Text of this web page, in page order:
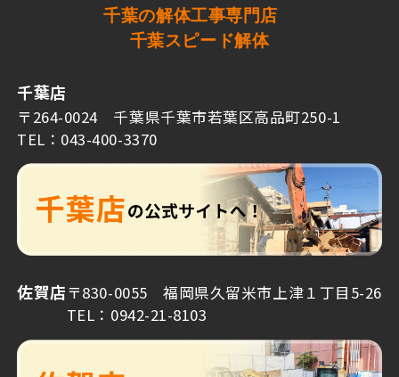
千葉の解体工事専門店
千葉スピード解体
千葉店
〒264-0024 千葉県千葉市若葉区高品町250-1
TEL：043-400-3370
佐賀店〒830-0055 福岡県久留米市上津１丁目5-26
TEL：0942-21-8103